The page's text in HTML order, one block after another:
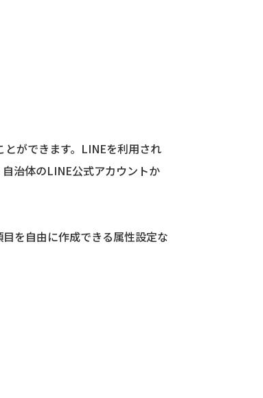
ができます。LINEを利用され
治体のLINE公式アカウントか
を自由に作成できる属性設定な